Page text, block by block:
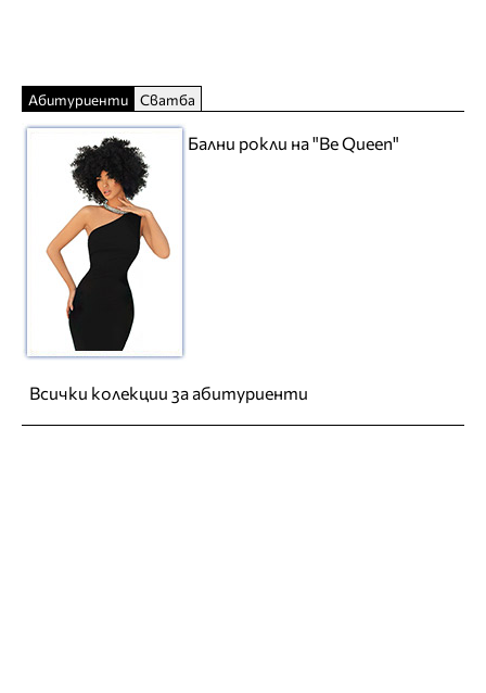
Абитуриенти Сватба
Бални рокли на "Be Queen"
Всички колекции за абитуриенти